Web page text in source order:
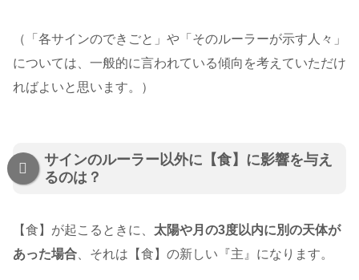
（「各サインのできごと」や「そのルーラーが示す人々」
については、一般的に言われている傾向を考えていただけ
ればよいと思います。）
サインのルーラー以外に【食】に影響を与え
るのは？
【食】が起こるときに、 太陽や月の3度以内に別の天体が
あった場合 、それは【食】の新しい『主』になります。